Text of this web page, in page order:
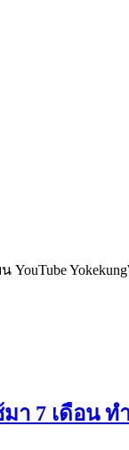
า 7 เดือน